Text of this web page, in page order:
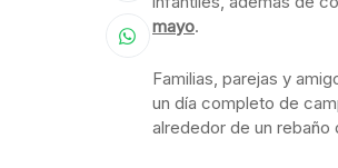
mayo.
Familias, parejas y
un día completo de
alrededor de un rebaño